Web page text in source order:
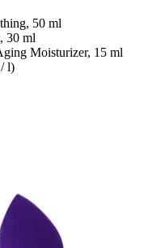
50 ml
30 ml
Moisturizer, 15 ml
l)